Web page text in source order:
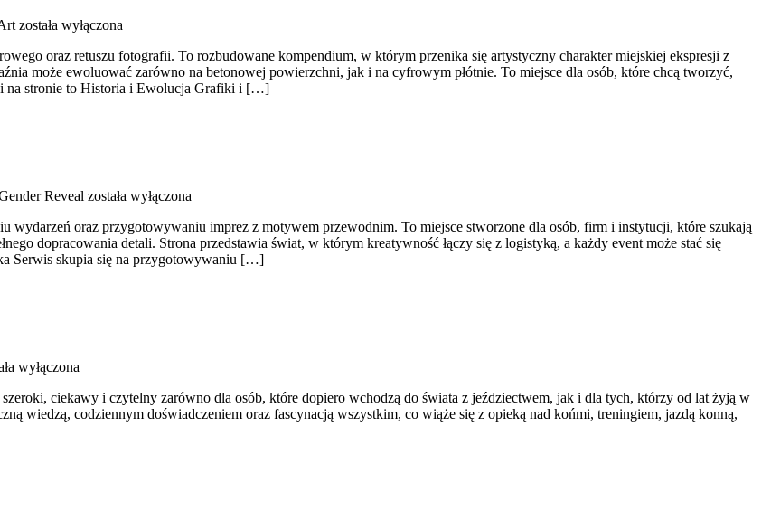
została wyłączona
oraz retuszu fotografii. To rozbudowane kompendium, w którym przenika się artystyczny charakter miejskiej ekspresji z
może ewoluować zarówno na betonowej powierzchni, jak i na cyfrowym płótnie. To miejsce dla osób, które chcą tworzyć,
na stronie to Historia i Ewolucja Grafiki i […]
Reveal została wyłączona
wydarzeń oraz przygotowywaniu imprez z motywem przewodnim. To miejsce stworzone dla osób, firm i instytucji, które szukają
dopracowania detali. Strona przedstawia świat, w którym kreatywność łączy się z logistyką, a każdy event może stać się
Serwis skupia się na przygotowywaniu […]
wyłączona
ciekawy i czytelny zarówno dla osób, które dopiero wchodzą do świata z jeździectwem, jak i dla tych, którzy od lat żyją w
wiedzą, codziennym doświadczeniem oraz fascynacją wszystkim, co wiąże się z opieką nad końmi, treningiem, jazdą konną,